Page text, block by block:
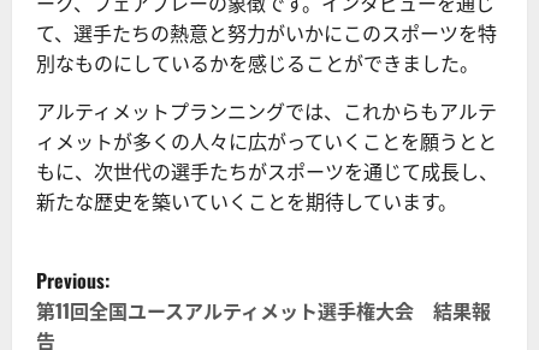
て、選手たちの熱意と努力がいかにこのスポーツを特
別なものにしているかを感じることができました。
アルティメットプランニングでは、これからもアルテ
ィメットが多くの人々に広がっていくことを願うとと
もに、次世代の選手たちがスポーツを通じて成長し、
新たな歴史を築いていくことを期待しています。
P
o
Previous:
第11回全国ユースアルティメット選手権大会 結果報
告